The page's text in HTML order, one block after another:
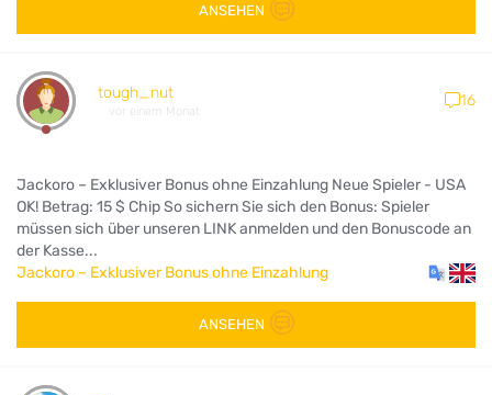
ANSEHEN
tough_nut
vor einem Monat
16
Jackoro – Exklusiver Bonus ohne Einzahlung Neue Spieler - USA
OK! Betrag: 15 $ Chip So sichern Sie sich den Bonus: Spieler
müssen sich über unseren LINK anmelden und den Bonuscode an
der Kasse...
Jackoro – Exklusiver Bonus ohne Einzahlung
ANSEHEN